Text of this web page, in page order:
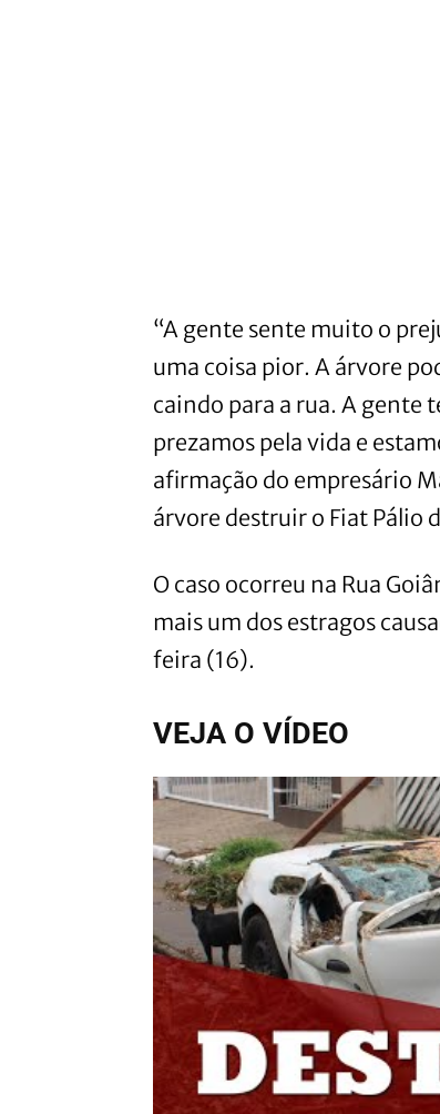
“A gente sente muito o
uma coisa pior. A árvore
caindo para a rua. A gente
prezamos pela vida e
afirmação do empresário
árvore destruir o Fiat Pálio
O caso ocorreu na Rua
mais um dos estragos
feira (16).
VEJA O VÍDEO